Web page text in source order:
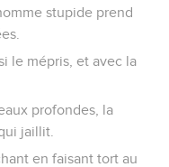
stupide prend
le mépris, et avec la
profondes, la
jaillit.
en faisant tort au